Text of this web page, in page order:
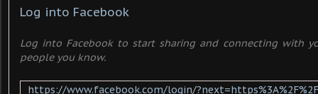
Log into Facebook
Log into Facebook to start sharing and connecting with
people you know.